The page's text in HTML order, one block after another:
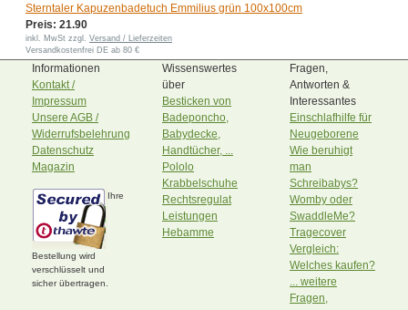
Sterntaler Kapuzenbadetuch Emmilius grün 100x100cm
Preis: 21.90
inkl. MwSt zzgl. Versand / Lieferzeiten
Versandkostenfrei DE ab 80 €
Informationen
Kontakt /
Impressum
Unsere AGB /
Widerrufsbelehrung
Datenschutz
Magazin
Ihre
Bestellung wird
verschlüsselt und
sicher übertragen.
Wissenswertes
über
Besticken von
Badeponcho,
Babydecke,
Handtücher, ...
Pololo
Krabbelschuhe
Rechtsregulat
Leistungen
Hebamme
Fragen,
Antworten &
Interessantes
Einschlafhilfe für
Neugeborene
Wie beruhigt
man
Schreibabys?
Womby oder
SwaddleMe?
Tragecover
Vergleich:
Welches kaufen?
... weitere
Fragen,